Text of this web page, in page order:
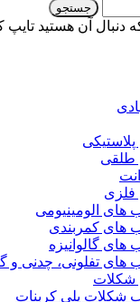
جستجو
آن هستید تایپ
طلقی
فلزی
های الومینیومی
های کمربندی
های گالوانیزه
های تفلونی، چدنی و
شکلات
شکلات پلی کربنات